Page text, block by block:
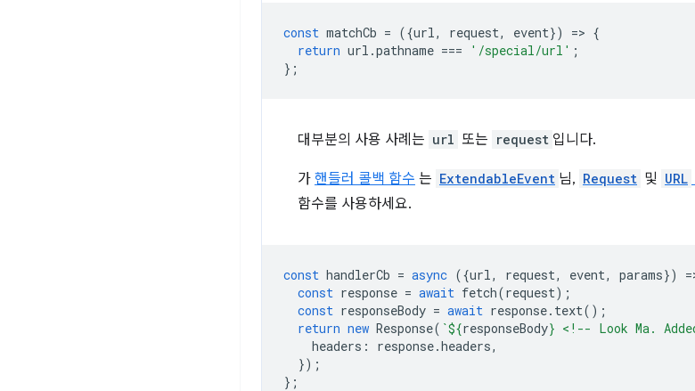
const matchCb = ({url, request, event}) => {
return url .pathname === '/special/url' ;
};
대부분의 사용 사례는 url 또는 request 입니다.
가 핸들러 콜백 함수 는 ExtendableEvent 님, Request 및 URL
함수를 사용하세요.
const handlerCb = async ({url, request, event, params}) =
const response = await fetch(request);
const responseBody = await response. text();
return new Response( `${responseBody} <!-- Look Ma.
headers : response.headers,
});
};